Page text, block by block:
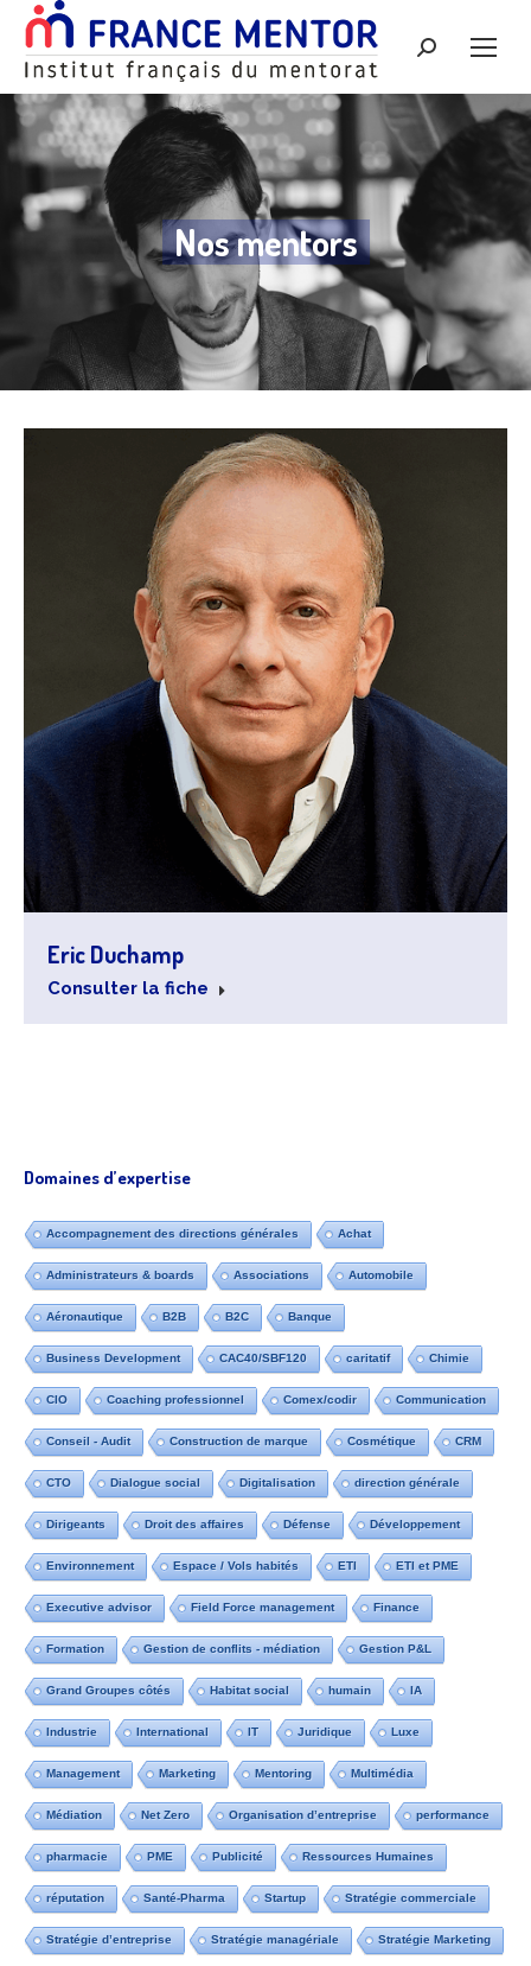
Recherche
:
Nos mentors
Eric Duchamp
Consulter la fiche
Domaines d’expertise
Accompagnement des directions générales Achat
Administrateurs & boards Associations Automobile
Aéronautique B2B B2C Banque
Business Development CAC40/SBF120 caritatif Chimie
CIO Coaching professionnel Comex/codir Communication
Conseil - Audit Construction de marque Cosmétique CRM
CTO Dialogue social Digitalisation direction générale
Dirigeants Droit des affaires Défense Développement
Environnement Espace / Vols habités ETI ETI et PME
Executive advisor Field Force management Finance
Formation Gestion de conflits - médiation Gestion P&L
Grand Groupes côtés Habitat social humain IA
Industrie International IT Juridique Luxe
Management Marketing Mentoring Multimédia
Médiation Net Zero Organisation d’entreprise performance
pharmacie PME Publicité Ressources Humaines
réputation Santé-Pharma Startup Stratégie commerciale
Stratégie d’entreprise Stratégie managériale Stratégie Marketing